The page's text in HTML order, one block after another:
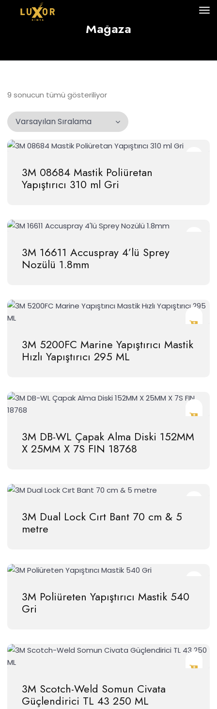
Mağaza
9 sonucun tümü gösteriliyor
3M 08684 Mastik Poliüretan
Yapıştırıcı 310 ml Gri
3M 16611 Accuspray 4’lü Sprey
Nozülü 1.8mm
3M 5200FC Marine Yapıştırıcı Mastik
Hızlı Yapıştırıcı 295 ML
3M DB-WL Çapak Alma Diski 152MM
X 25MM X 7S FIN 18768
3M Dual Lock Cırt Bant 70 cm & 5
metre
3M Poliüreten Yapıştırıcı Mastik 540
Gri
3M Scotch-Weld Somun Civata
Güçlendirici TL 43 250 ML